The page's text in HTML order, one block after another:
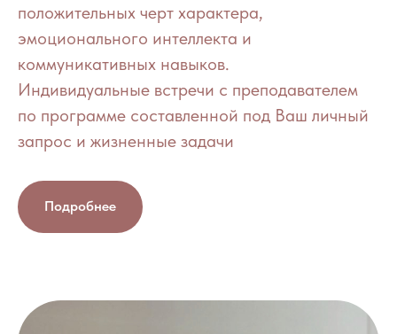
положительных черт характера,
эмоционального интеллекта и
коммуникативных навыков.
Индивидуальные встречи с преподавателем
по программе составленной под Ваш личный
запрос и жизненные задачи
Подробнее